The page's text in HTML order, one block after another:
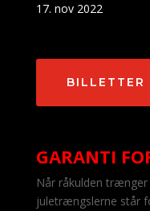
17. nov 2022
BILLETTER
GARANTI
Når råkulden
juletrængslerne står